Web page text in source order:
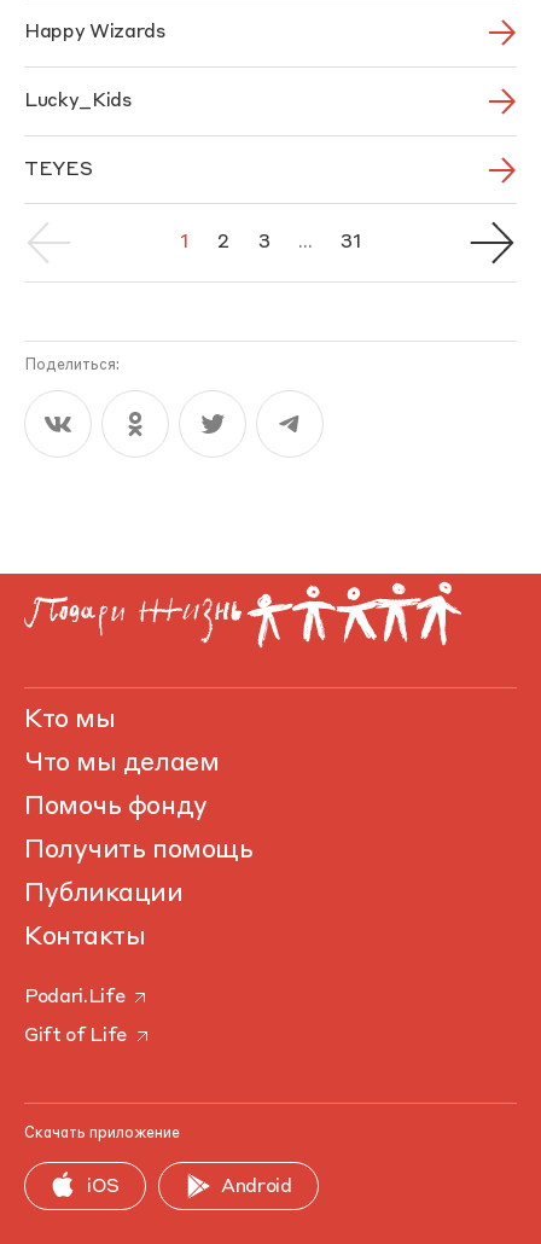
Happy Wizards
Lucky_Kids
TEYES
1 2 3 ... 31
Поделиться:
Кто мы
Что мы делаем
Помочь фонду
Получить помощь
Публикации
Контакты
Podari.Life
Gift of Life
Скачать приложение
iOS Android